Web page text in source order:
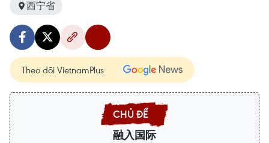
西宁省
Theo dõi VietnamPlus
融入国际